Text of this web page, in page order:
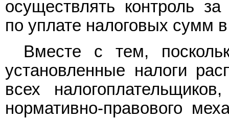
осуществлять контроль
по уплате налоговых сумм
Вместе с тем,
установленные налоги
всех
нормативно-правового